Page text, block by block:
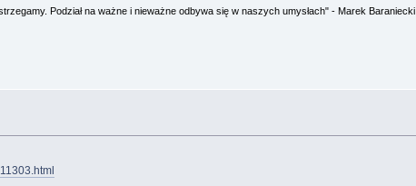
Podział na ważne i nieważne odbywa się w naszych umysłach" - Marek Baraniecki